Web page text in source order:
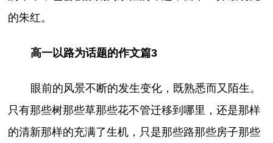
的朱红。
高一以路为话题的作文篇3
眼前的风景不断的发生变化，既熟悉而又陌生。
只有那些树那些草那些花不管迁移到哪里，还是那样
的清新那样的充满了生机，只是那些路那些房子那些